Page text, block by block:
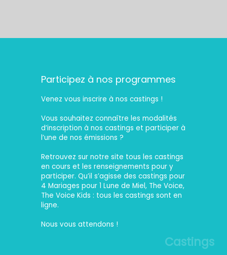
Castings
Participez à nos programmes
Venez vous inscrire à nos castings !
Vous souhaitez connaître les modalités
d’inscription à nos castings et participer à
l’une de nos émissions ?
Retrouvez sur notre site tous les castings
en cours et les renseignements pour y
participer. Qu’il s’agisse des castings pour
4 Mariages pour 1 Lune de Miel, The Voice,
The Voice Kids : tous les castings sont en
ligne.
Nous vous attendons !